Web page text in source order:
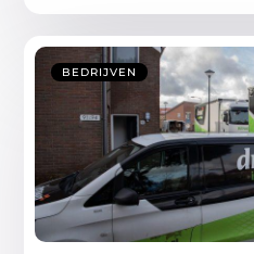
BEDRIJVEN